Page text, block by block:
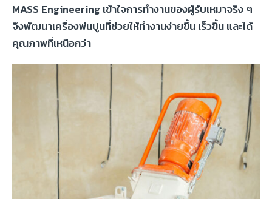
MASS Engineering เข้าใจการทำงานของผู้รับเหมาจริง ๆ
จึงพัฒนาเครื่องพ่นปูนที่ช่วยให้ทำงานง่ายขึ้น เร็วขึ้น และได้
คุณภาพที่เหนือกว่า